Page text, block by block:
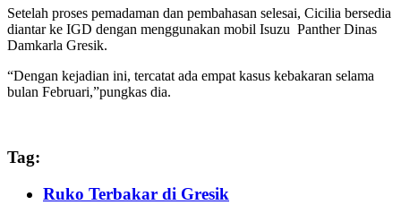
Setelah proses pemadaman dan pembahasan selesai, Cicilia bersedia
diantar ke IGD dengan menggunakan mobil Isuzu Panther Dinas
Damkarla Gresik.
“Dengan kejadian ini, tercatat ada empat kasus kebakaran selama
bulan Februari,”pungkas dia.
Tag:
Ruko Terbakar di Gresik